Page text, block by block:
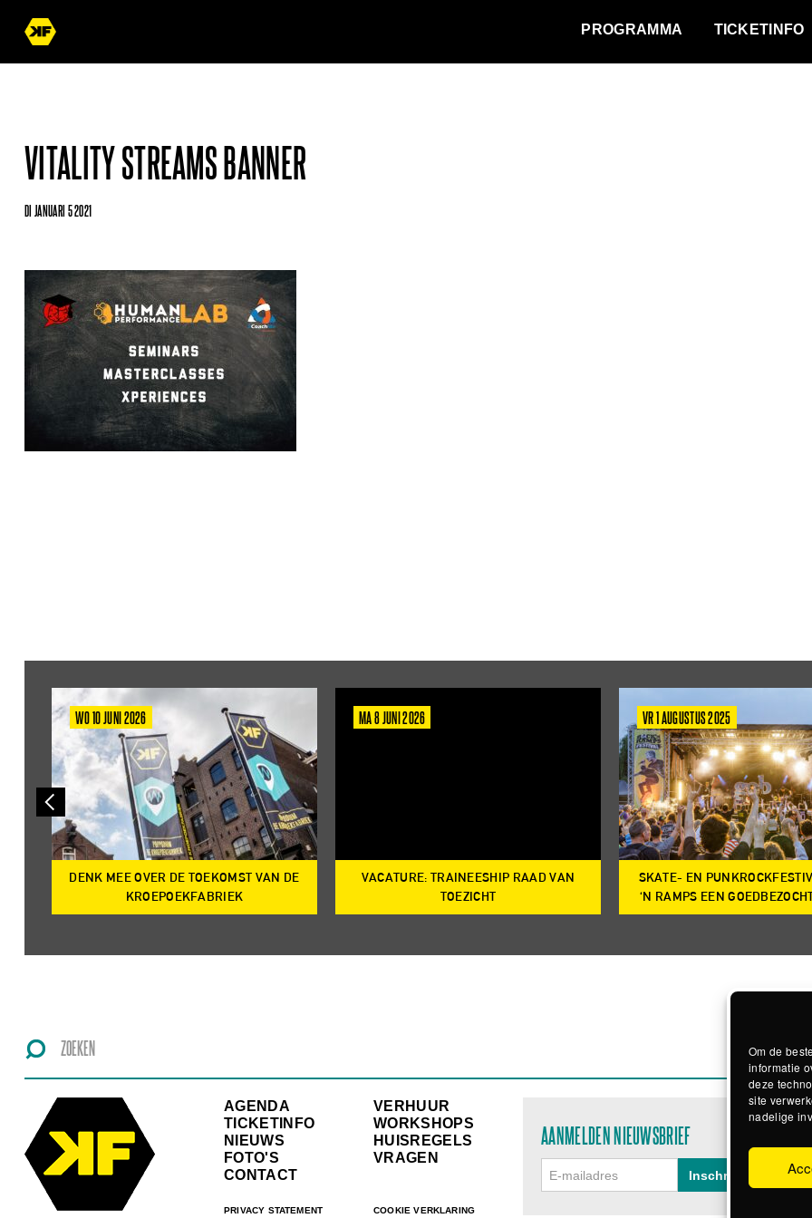
Om de
informatie
deze
site
nadelige
PROGRAMMA TICKETINFO
VITALITY STREAMS BANNER
DI JANUARI 5 2021
WO 10 JUNI 2026
DENK MEE OVER DE TOEKOMST VAN DE
KROEPOEKFABRIEK
MA 8 JUNI 2026
VACATURE: TRAINEESHIP RAAD VAN
TOEZICHT
VR 1 AUGUSTUS 2025
SKATE- EN
‘N RAMPS EEN
AGENDA
TICKETINFO
NIEUWS
FOTO'S
CONTACT
PRIVACY STATEMENT
VERHUUR
WORKSHOPS
HUISREGELS
VRAGEN
COOKIE VERKLARING
AANMELDEN NIEUWSBRIEF